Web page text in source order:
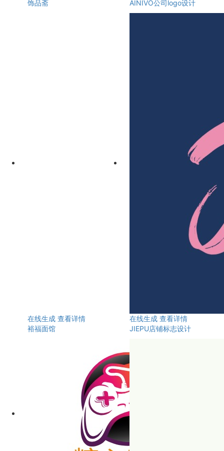
饰品斋 AINIVO公司logo设计
在线生成 查看详情
裕福面馆
在线生成 查看详情
JIEPU店铺标志设计